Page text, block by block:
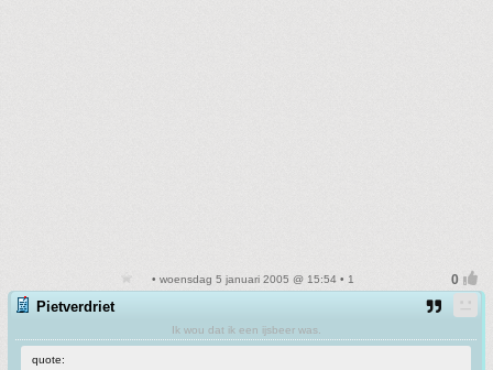
• woensdag 5 januari 2005 @ 15:54 • 1
Pietverdriet
Ik wou dat ik een ijsbeer was.
quote: